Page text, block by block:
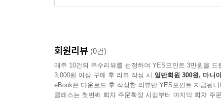
ouis Xiv) [SACD Hybri
회원리뷰 (0건)
매주 10건의 우수리뷰를 선정하여 YES포인트 3만원을 드
3,000원 이상 구매 후 리뷰 작성 시 일반회원 300원, 마니
eBook은 다운로드 후 작성한 리뷰만 YES포인트 지급됩니
클래스는 첫번째 회차 주문확정 시점부터 마지막 회차 주